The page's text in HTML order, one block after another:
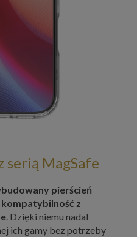
serią MagSafe
pierścień
kompatybilność z
. Dzięki niemu nadal
ich gamy bez potrzeby